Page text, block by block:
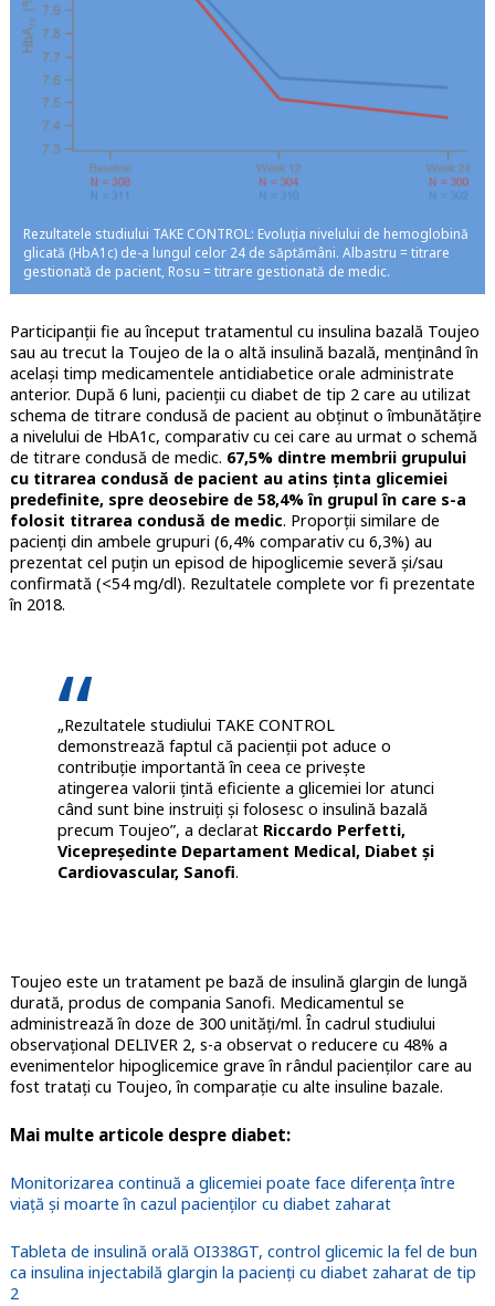
Rezultatele studiului TAKE CONTROL: Evoluția nivelului de hemoglobină
glicată (HbA1c) de-a lungul celor 24 de săptămâni. Albastru = titrare
gestionată de pacient, Rosu = titrare gestionată de medic.
Participanții fie au început tratamentul cu insulina bazală Toujeo
sau au trecut la Toujeo de la o altă insulină bazală, menținând în
același timp medicamentele antidiabetice orale administrate
anterior. După 6 luni, pacienții cu diabet de tip 2 care au utilizat
schema de titrare condusă de pacient au obținut o îmbunătățire
a nivelului de HbA1c, comparativ cu cei care au urmat o schemă
de titrare condusă de medic. 67,5% dintre membrii grupului
cu titrarea condusă de pacient au atins ținta glicemiei
predefinite, spre deosebire de 58,4% în grupul în care s-a
folosit titrarea condusă de medic. Proporții similare de
pacienți din ambele grupuri (6,4% comparativ cu 6,3%) au
prezentat cel puțin un episod de hipoglicemie severă și/sau
confirmată (<54 mg/dl). Rezultatele complete vor fi prezentate
în 2018.
„Rezultatele studiului TAKE CONTROL
demonstrează faptul că pacienții pot aduce o
contribuție importantă în ceea ce privește
atingerea valorii țintă eficiente a glicemiei lor atunci
când sunt bine instruiți și folosesc o insulină bazală
precum Toujeo”, a declarat Riccardo Perfetti,
Vicepreședinte Departament Medical, Diabet și
Cardiovascular, Sanofi.
Toujeo este un tratament pe bază de insulină glargin de lungă
durată, produs de compania Sanofi. Medicamentul se
administrează în doze de 300 unități/ml. În cadrul studiului
observațional DELIVER 2, s-a observat o reducere cu 48% a
evenimentelor hipoglicemice grave în rândul pacienților care au
fost tratați cu Toujeo, în comparație cu alte insuline bazale.
Mai multe articole despre diabet:
Monitorizarea continuă a glicemiei poate face diferența între
viață și moarte în cazul pacienților cu diabet zaharat
Tableta de insulină orală OI338GT, control glicemic la fel de bun
ca insulina injectabilă glargin la pacienți cu diabet zaharat de tip
2